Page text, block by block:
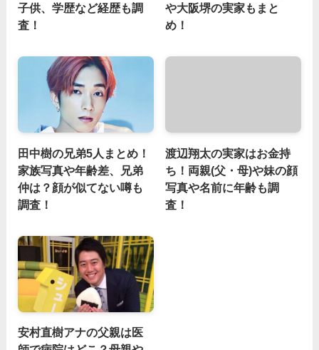
子供、学歴など経歴も調
査！
や大阪堺の実家もまと
め！
田中樹の兄弟5人まとめ！
家族写真や年齢差、兄弟
仲は？顔が似てない噂も
調査！
渡辺翔太の実家はお金持
ち！両親(父・母)や妹の顔
写真や名前に年齢も調
査！
安村直樹アナの父親は医